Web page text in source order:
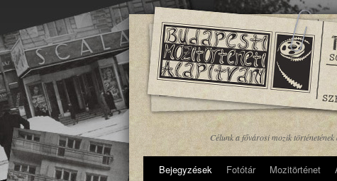
Célunk a fővárosi mozik történetének
Bejegyzések Fotótár Mozitörténet